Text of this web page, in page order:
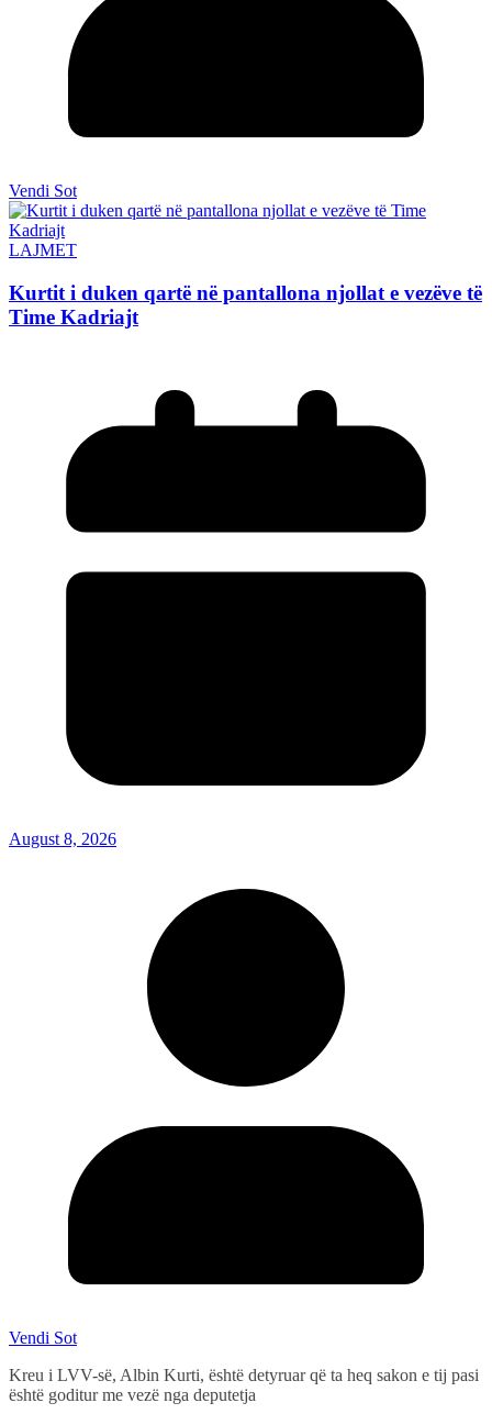
Vendi Sot
LAJMET
Kurtit i duken qartë në pantallona njollat e vezëve të
Time Kadriajt
August 8, 2026
Vendi Sot
Kreu i LVV-së, Albin Kurti, është detyruar që ta heq sakon e tij pasi
është goditur me vezë nga deputetja